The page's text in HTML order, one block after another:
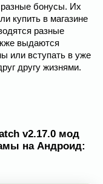
бонусы. Их
купить в магазине
разные
выдаются
или вступать в уже
другу жизнями.
v2.17.0 мод
на Андроид: